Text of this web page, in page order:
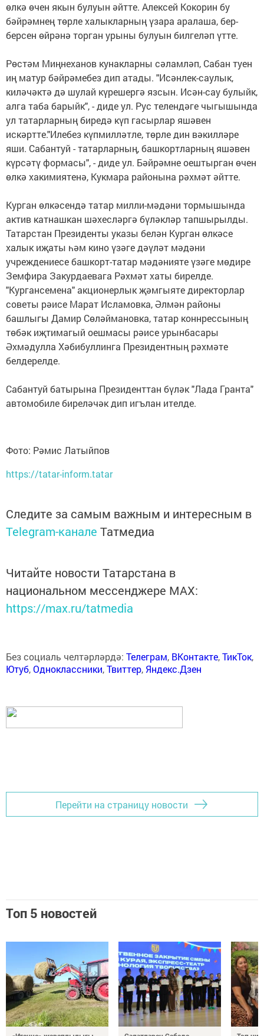
өлкә өчен якын булуын әйтте. Алексей Кокорин бу
бәйрәмнең төрле халыкларның үзара аралаша, бер-
берсен өйрәнә торган урыны булуын билгеләп үтте.
Рөстәм Миңнеханов кунакларны сәламләп, Сабан туен
иң матур бәйрәмебез дип атады. "Исәнлек-саулык,
киләчәктә дә шулай күрешергә язсын. Исән-сау булыйк,
алга таба барыйк", - диде ул. Рус телендәге чыгышында
ул татарларның биредә күп гасырлар яшәвен
искәртте."Илебез күпмилләтле, төрле дин вәкилләре
яши. Сабантуй - татарларның, башкортларның яшәвен
күрсәтү формасы", - диде ул. Бәйрәмне оештырган өчен
өлкә хакимиятенә, Кукмара районына рәхмәт әйтте.
Курган өлкәсендә татар милли-мәдәни тормышында
актив катнашкан шәхесләргә бүләкләр тапшырылды.
Татарстан Президенты указы белән Курган өлкәсе
халык иҗаты һәм кино үзәге дәүләт мәдәни
учреждениесе башкорт-татар мәдәнияте үзәге мөдире
Земфира Закурдаевага Рәхмәт хаты бирелде.
"Кургансемена" акционерлык җәмгыяте директорлар
советы рәисе Марат Исламовка, Әлмән районы
башлыгы Дамир Сөләймановка, татар коннрессының
төбәк иҗтимагый оешмасы рәисе урынбасары
Әхмәдулла Хәбибуллинга Президентның рәхмәте
белдерелде.
Сабантуй батырына Президенттан бүләк "Лада Гранта"
автомобиле биреләчәк дип игълан ителде.
Фото: Рәмис Латыйпов
https://tatar-inform.tatar
Следите за самым важным и интересным в
Telegram-канале Татмедиа
Читайте новости Татарстана в
национальном мессенджере MАХ:
https://max.ru/tatmedia
Без социаль челтәрләрдә: Телеграм, ВКонтакте,ТикТок,
Ютуб,Одноклассники,Твиттер, Яндекс.Дзен
Перейти на страницу новости
Топ 5 новостей